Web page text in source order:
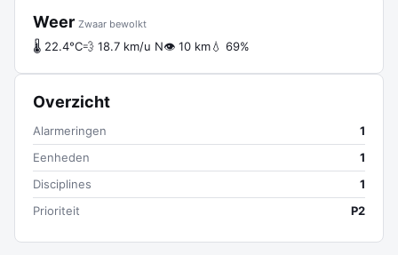
Weer Zwaar bewolkt
🌡 22.4°C💨 18.7 km/u N👁 10 km💧 69%
Overzicht
Alarmeringen
1
Eenheden
1
Disciplines
1
Prioriteit
P2